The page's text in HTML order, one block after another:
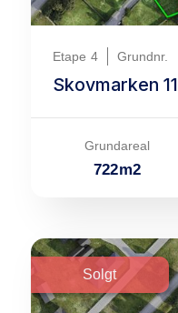
Etape 4 Grundnr.
Skovmarken 11
Grundareal
722m2
Solgt